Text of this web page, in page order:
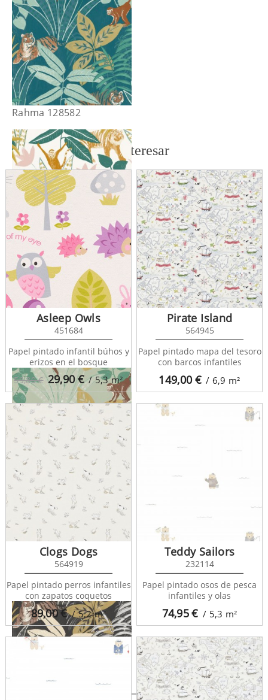
Rahma 128582
Rahma 128583
Rahma 128584
También te puede interesar
59,80 € 29,90€ / 5,3m²
Asleep Owls
451684
Papel pintado infantil búhos y
erizos en el bosque
149,00€ / 6,9 m²
Pirate Island
564945
Papel pintado mapa del tesoro
con barcos infantiles
89,00€ / 5,2m²
Clogs Dogs
564919
Papel pintado perros infantiles
con zapatos coquetos
74,95€ / 5,3 m²
Teddy Sailors
232114
Papel pintado osos de pesca
infantiles y olas